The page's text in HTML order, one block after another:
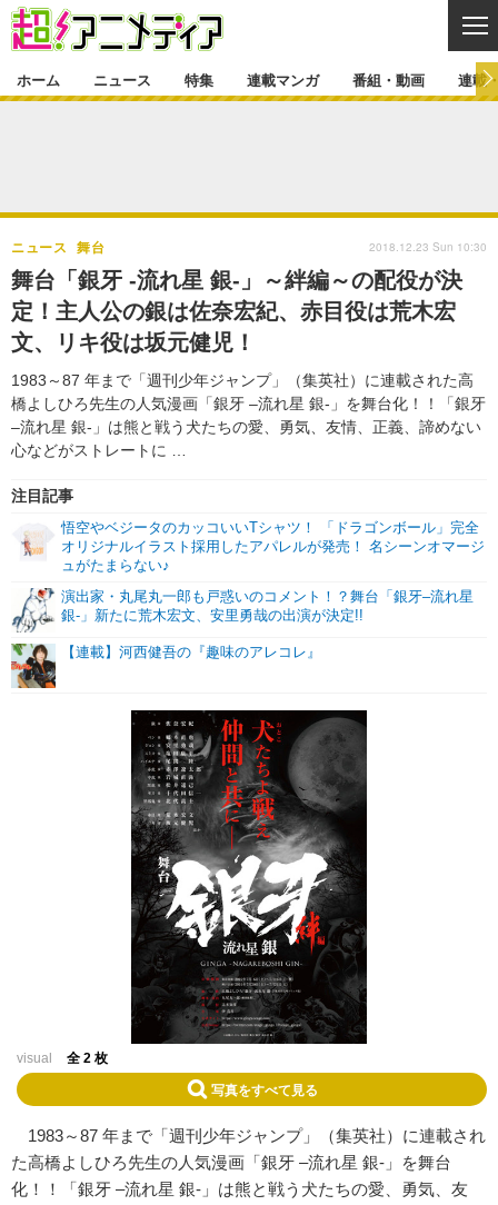
ゲーム・アプリ マンガ
グッズ イベント
声優
舞台 新帝スタ
特集一覧 カバー
ラキりす
連載マンガ
連載マンガ一覧 連載一覧
番組・動画
番組・動画一覧 ラジオ
動画
連載・ブログ
連載・ブログ一覧
編集部ブログ・お知らせ
ホーム ニュース 特集 連載マンガ 番組・動画 連載
舞台「銀牙 -流れ星 銀-」～絆編～の配役が決
定！主人公の銀は佐奈宏紀、赤目役は荒木宏
文、リキ役は坂元健児！
1983～87 年まで「週刊少年ジャンプ」（集英社）に連載された高
橋よしひろ先生の人気漫画「銀牙 –流れ星 銀-」を舞台化！！「銀牙
–流れ星 銀-」は熊と戦う犬たちの愛、勇気、友情、正義、諦めない
心などがストレートに …
ニュース 舞台
注目記事
悟空やベジータのカッコいいTシャツ！ 「ドラゴンボール」完全
オリジナルイラスト採用したアパレルが発売！ 名シーンオマージ
ュがたまらない♪
演出家・丸尾丸一郎も戸惑いのコメント！？舞台「銀牙–流れ星
銀-」新たに荒木宏文、安里勇哉の出演が決定!!
【連載】河西健吾の『趣味のアレコレ』
2018.12.23 Sun 10:30
visual 全 2 枚
写真をすべて見る
1983～87 年まで「週刊少年ジャンプ」（集英社）に連載され
た高橋よしひろ先生の人気漫画「銀牙 –流れ星 銀-」を舞台
化！！「銀牙 –流れ星 銀-」は熊と戦う犬たちの愛、勇気、友